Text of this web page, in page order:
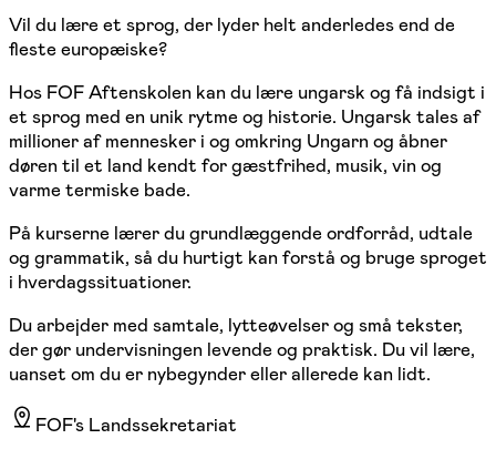
Vil du lære et sprog, der lyder helt anderledes end de
fleste europæiske?
Hos FOF Aftenskolen kan du lære ungarsk og få indsigt i
et sprog med en unik rytme og historie. Ungarsk tales af
millioner af mennesker i og omkring Ungarn og åbner
døren til et land kendt for gæstfrihed, musik, vin og
varme termiske bade.
På kurserne lærer du grundlæggende ordforråd, udtale
og grammatik, så du hurtigt kan forstå og bruge sproget
i hverdagssituationer.
Du arbejder med samtale, lytteøvelser og små tekster,
der gør undervisningen levende og praktisk. Du vil lære,
uanset om du er nybegynder eller allerede kan lidt.
FOF's Landssekretariat